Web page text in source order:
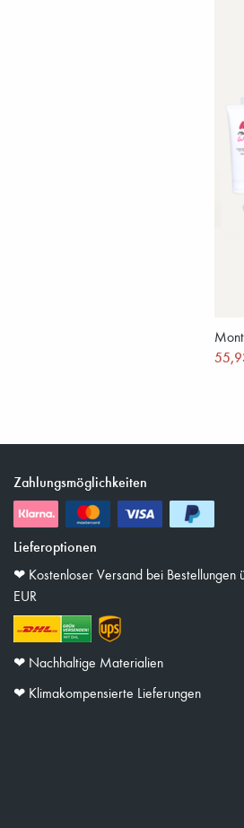
Zahlungsmöglichkeiten
Lieferoptionen
❤︎ Kostenloser Versand bei Bestellungen
EUR
❤︎ Nachhaltige Materialien
❤︎ Klimakompensierte Lieferungen